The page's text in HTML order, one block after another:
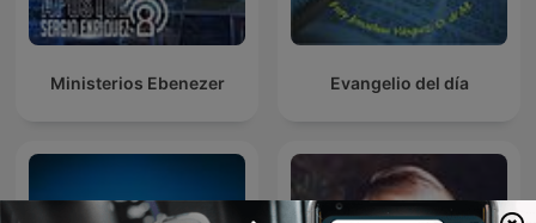
Ministerios Ebenezer Evangelio del día